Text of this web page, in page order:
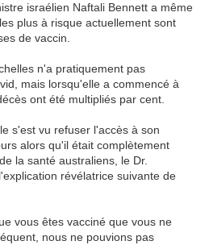
israélien Naftali Bennett a même
plus à risque actuellement sont
de vaccin.
n'a pratiquement pas
mais lorsqu'elle a commencé à
ont été multipliés par cent.
s'est vu refuser l'accès à son
alors qu'il était complètement
la santé australiens, le Dr.
révélatrice suivante de
vous êtes vacciné que vous ne
nous ne pouvions pas